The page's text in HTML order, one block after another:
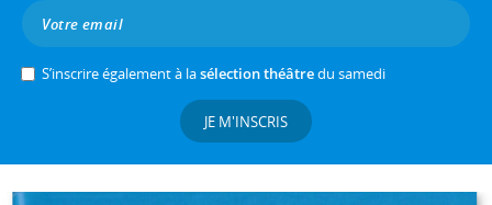
S’inscrire également à lasélection théâtredu samedi
JE M'INSCRIS